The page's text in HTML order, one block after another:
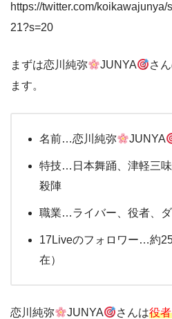
https://twitter.com/
21?s=20
まずは恋川純弥 JUNYA
さ
ます。
名前…恋川純弥 JUNYA
特技…日本舞踊、津軽三味
殺陣
職業…ライバー、役者、
17Liveのフォロワー…約
在）
恋川純弥 JUNYA さんは役